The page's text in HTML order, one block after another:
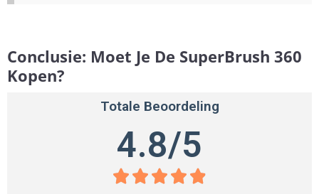
Conclusie: Moet Je De SuperBrush 360
Kopen?
Totale Beoordeling
4.8/5
    